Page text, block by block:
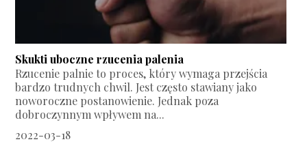
Skukti uboczne rzucenia palenia
Rzucenie palnie to proces, który wymaga przejścia
bardzo trudnych chwil. Jest często stawiany jako
noworoczne postanowienie. Jednak poza
dobroczynnym wpływem na...
2022-03-18